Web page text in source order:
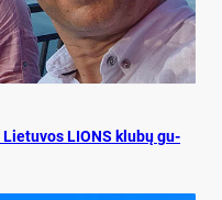
LIONS klu­bų gu­